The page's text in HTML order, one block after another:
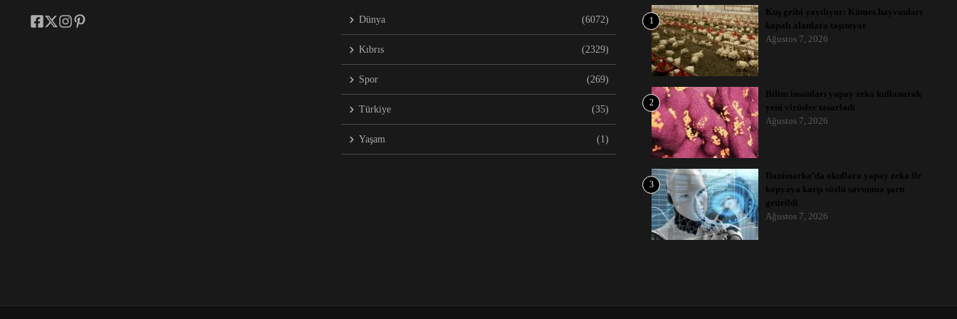
Dünya (6072)
Kıbrıs (2329)
Spor (269)
Türkiye (35)
Yaşam (1)
1
Kuş gribi yayılıyor: Kümes hayvanları
kapalı alanlara taşınıyor
Ağustos 7, 2026
2
Bilim insanları yapay zeka kullanarak
yeni virüsler tasarladı
Ağustos 7, 2026
3
Danimarka’da okullara yapay zeka ile
kopyaya karşı sözlü savunma şartı
getirildi
Ağustos 7, 2026